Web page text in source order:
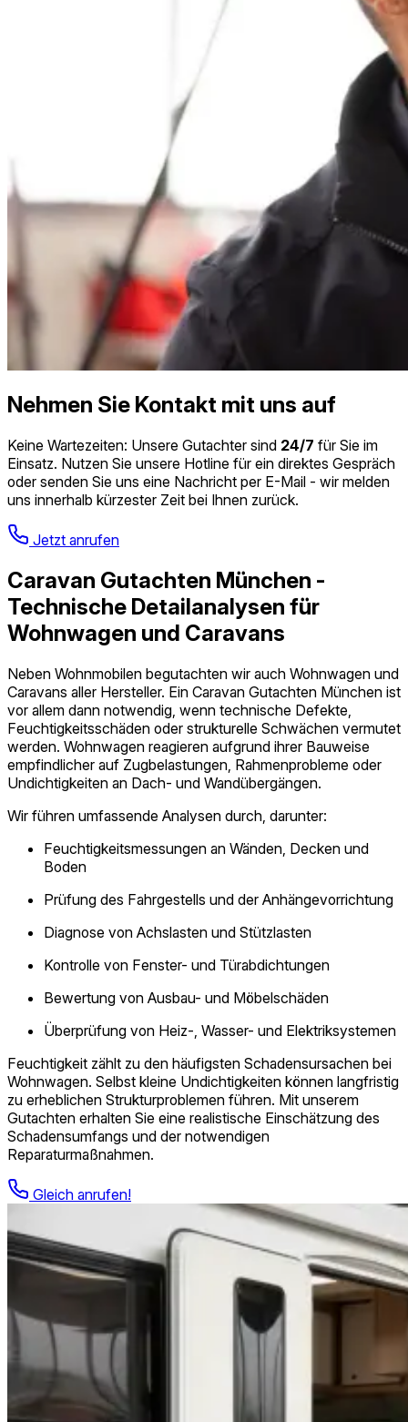
Nehmen Sie Kontakt mit uns auf
Keine Wartezeiten: Unsere Gutachter sind 24/7 für Sie im
Einsatz. Nutzen Sie unsere Hotline für ein direktes Gespräch
oder senden Sie uns eine Nachricht per E-Mail - wir melden
uns innerhalb kürzester Zeit bei Ihnen zurück.
Jetzt anrufen
Caravan Gutachten München -
Technische Detailanalysen für
Wohnwagen und Caravans
Neben Wohnmobilen begutachten wir auch Wohnwagen und
Caravans aller Hersteller. Ein Caravan Gutachten München ist
vor allem dann notwendig, wenn technische Defekte,
Feuchtigkeitsschäden oder strukturelle Schwächen vermutet
werden. Wohnwagen reagieren aufgrund ihrer Bauweise
empfindlicher auf Zugbelastungen, Rahmenprobleme oder
Undichtigkeiten an Dach- und Wandübergängen.
Wir führen umfassende Analysen durch, darunter:
Feuchtigkeitsmessungen an Wänden, Decken und
Boden
Prüfung des Fahrgestells und der Anhängevorrichtung
Diagnose von Achslasten und Stützlasten
Kontrolle von Fenster- und Türabdichtungen
Bewertung von Ausbau- und Möbelschäden
Überprüfung von Heiz-, Wasser- und Elektriksystemen
Feuchtigkeit zählt zu den häufigsten Schadensursachen bei
Wohnwagen. Selbst kleine Undichtigkeiten können langfristig
zu erheblichen Strukturproblemen führen. Mit unserem
Gutachten erhalten Sie eine realistische Einschätzung des
Schadensumfangs und der notwendigen
Reparaturmaßnahmen.
Gleich anrufen!